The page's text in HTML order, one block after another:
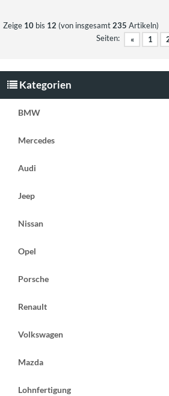
Zeige 10 bis 12 (von insgesamt235 Artikeln)
Seiten:
« 1
Kategorien
BMW
Mercedes
Audi
Jeep
Nissan
Opel
Porsche
Renault
Volkswagen
Mazda
Lohnfertigung